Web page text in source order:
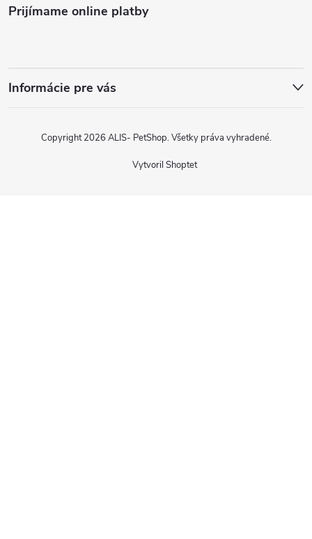
Prijímame online platby
Informácie pre vás
Vytvoril Shoptet
Copyright 2026 ALIS- PetShop. Všetky práva vyhradené.